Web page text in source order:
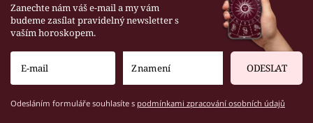
Zanechte nám váš e-mail a my vám
budeme zasílat pravidelný newsletter s
vaším horoskopem.
ODESLAT
Odesláním formuláře souhlasíte s podmínkami zpracování osobních údajů